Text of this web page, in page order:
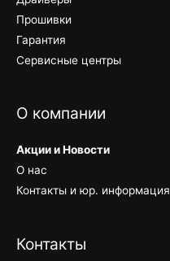
Прошивки
Гарантия
Сервисные центры
О компании
Акции и Новости
О нас
Контакты и юр. информация
Контакты